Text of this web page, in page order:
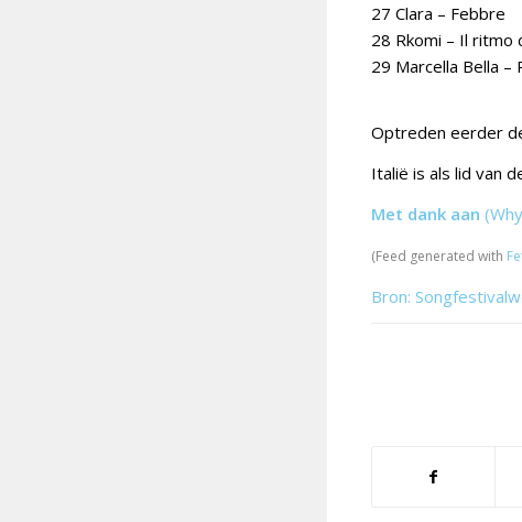
27 Clara – Febbre
28 Rkomi – Il ritmo
29 Marcella Bella –
Optreden eerder
Italië is als lid van
Met dank aan
(Feed generated with
Bron: